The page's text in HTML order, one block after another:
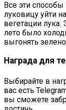
Все эти
луковицу уйти
вегетации
лето было
выгонять
Награда для
Выбирайте в
вас есть
вы сможете